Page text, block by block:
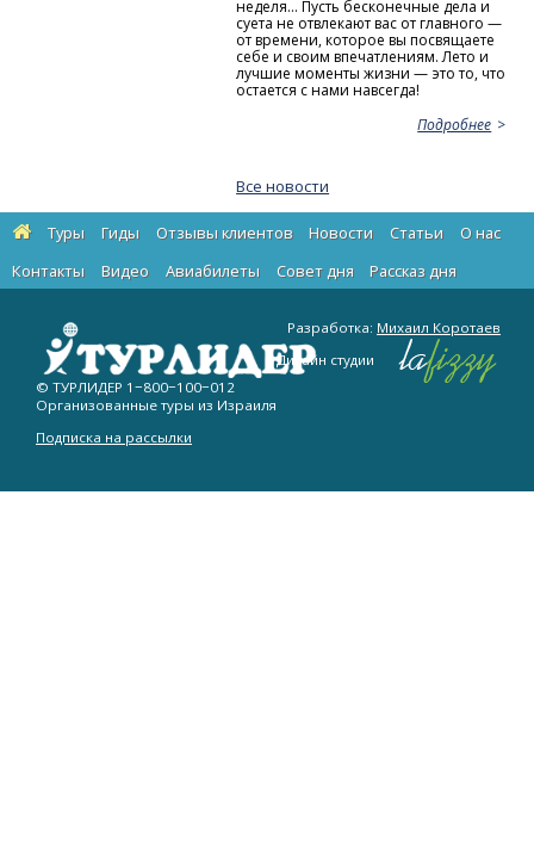
неделя... Пусть бесконечные дела и
суета не отвлекают вас от главного —
от времени, которое вы посвящаете
себе и своим впечатлениям. Лето и
лучшие моменты жизни — это то, что
остается с нами навсегда!
Подробнее
Все новости
Туры Гиды Отзывы клиентов Новости Статьи
О нас
Контакты
Видео Авиабилеты Cовет дня Рассказ дня
© ТУРЛИДЕР 1−800−100−012
Организованные туры из Израиля
Подписка на рассылки
Разработка: Михаил Коротаев
Дизайн студии